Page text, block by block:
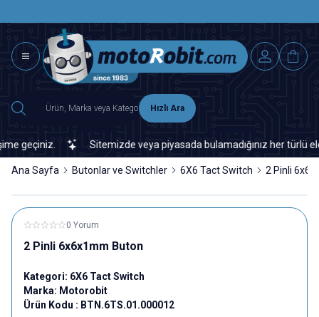
Hızlı Ara
geçiniz. Sitemizde veya piyasada bulamadığınız her türlü
Ana Sayfa Butonlar ve Switchler 6X6 Tact Switch 2 Pinli
0 Yorum
2 Pinli 6x6x1mm Buton
Kategori: 6X6 Tact Switch
Marka: Motorobit
Ürün Kodu : BTN.6TS.01.000012